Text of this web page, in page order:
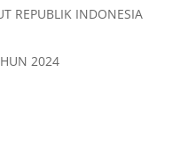
REPUBLIK INDONESIA
2024